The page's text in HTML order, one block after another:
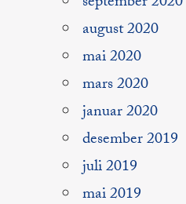
august 2020
mai 2020
mars 2020
januar 2020
desember 2019
juli 2019
mai 2019